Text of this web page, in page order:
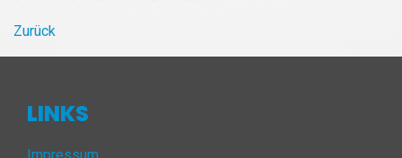
Zurück
LINKS